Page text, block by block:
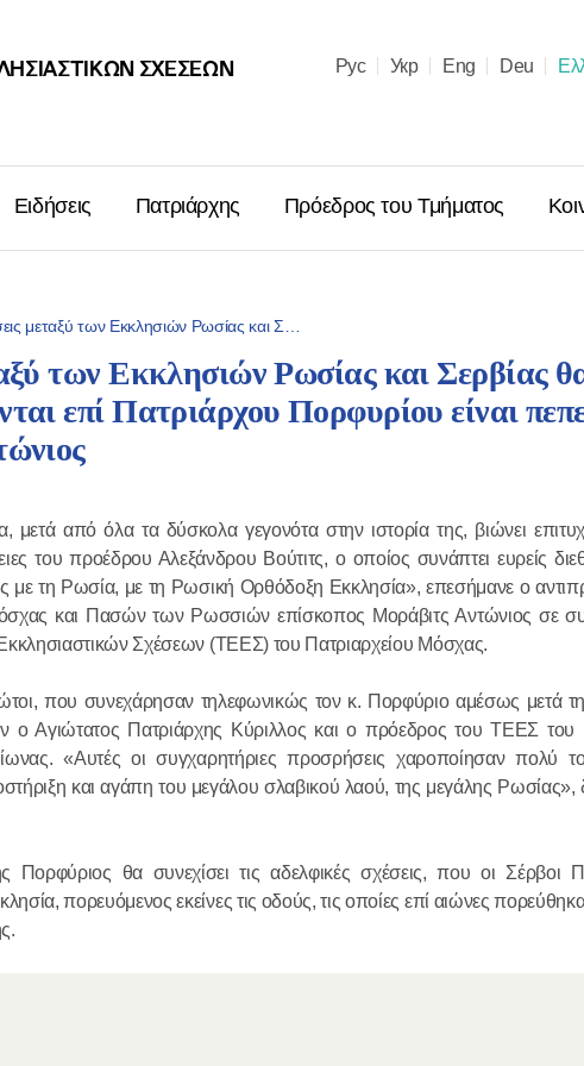
ΣΧΈΣΕΩΝ Рус Укр Eng Deu
Ειδήσεις Πατριάρχης Πρόεδρος του Τμήματος
μεταξύ των Εκκλησιών Ρωσίας και Σ…
των Εκκλησιών Ρωσίας και Σερβίας
επί Πατριάρχου Πορφυρίου είναι
από όλα τα δύσκολα γεγονότα στην ιστορία της, βιώνει
του προέδρου Αλεξάνδρου Βούτιτς, ο οποίος συνάπτει ευρείς
με τη Ρωσία, με τη Ρωσική Ορθόδοξη Εκκλησία», επεσήμανε ο
και Πασών των Ρωσσιών επίσκοπος Μοράβιτς Αντώνιος σε
Σχέσεων (ΤΕΕΣ) του Πατριαρχείου Μόσχας.
που συνεχάρησαν τηλεφωνικώς τον κ. Πορφύριο αμέσως μετά
ο Αγιώτατος Πατριάρχης Κύριλλος και ο πρόεδρος του ΤΕΕΣ του
«Αυτές οι συγχαρητήριες προσρήσεις χαροποίησαν πολύ
και αγάπη του μεγάλου σλαβικού λαού, της μεγάλης Ρωσίας»,
Πορφύριος θα συνεχίσει τις αδελφικές σχέσεις, που οι Σέρβοι
πορευόμενος εκείνες τις οδούς, τις οποίες επί αιώνες
Μήνυμα
06.01.2026
Ο
Κύριλλος
ντε Γκωλ
18.12.2025